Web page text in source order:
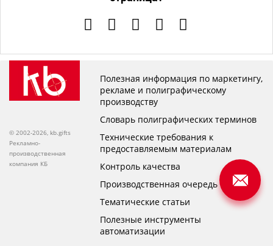
© 2002-2026, kb.gifts
Рекламно-
производственная
компания КБ
Полезная информация по маркетингу,
рекламе и полиграфическому
производству
Словарь полиграфических терминов
Технические требования к
предоставляемым материалам
Контроль качества
Производственная очередь
Тематические статьи
Полезные инструменты
автоматизации